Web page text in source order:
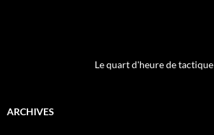
Le quart d'heure de tactique
ARCHIVES